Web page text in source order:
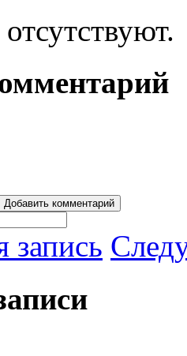
Добавить комментарий